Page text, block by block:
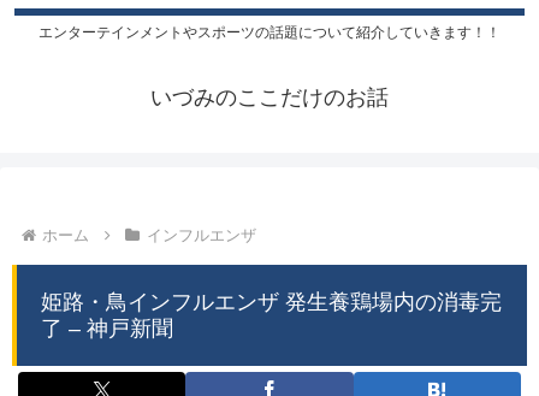
エンターテインメントやスポーツの話題について紹介していきます！！
いづみのここだけのお話
ホーム インフルエンザ
姫路・鳥インフルエンザ 発生養鶏場内の消毒完
了 – 神戸新聞